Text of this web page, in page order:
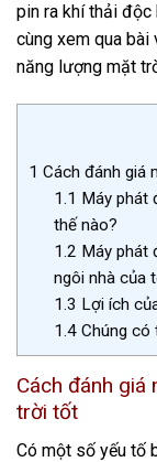
pin ra khí thải độc
cùng xem qua bài
năng lượng mặt
1 Cách đánh giá
1.1 Máy phát
thế nào?
1.2 Máy phát
ngôi nhà của
1.3 Lợi ích
1.4Chúng có
Cách đánh giá
trời tốt
Có một số yếu tố